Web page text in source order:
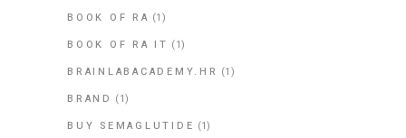
BOOK OF RA (1)
BOOK OF RA IT (1)
BRAINLABACADEMY.HR (1)
BRAND (1)
BUY SEMAGLUTIDE (1)